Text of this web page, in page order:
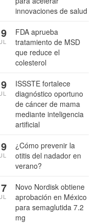
innovaciones de salud
FDA aprueba
tratamiento de MSD
que reduce el
colesterol
ISSSTE fortalece
diagnóstico oportuno
de cáncer de mama
mediante inteligencia
artificial
¿Cómo prevenir la
otitis del nadador en
verano?
Novo Nordisk obtiene
aprobación en México
para semaglutida 7.2
mg